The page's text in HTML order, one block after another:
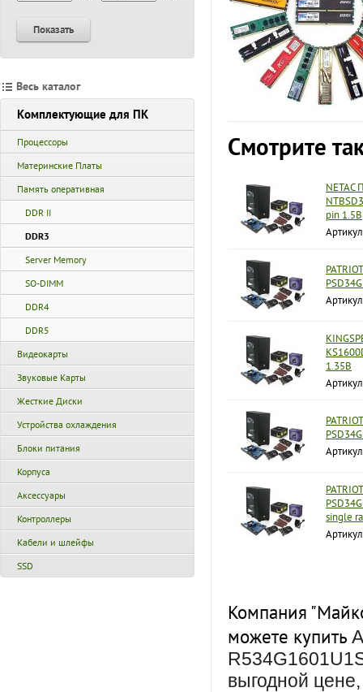
Показать
Весь каталог
Комплектующие для ПК
Процессоры
Материнские Платы
Память оперативная
DDR II
DDR3
Server Memory
SO-DIMM
DDR4
DDR5
Видеокарты
Звуковые Карты
Жесткие Диски
Устройства охлаждения
Блоки питания
Корпуса
Аксессуары
Контроллеры
Кабели и шлейфы
SSD
Смотрите
NETAC
pin 1.5В
1.35В
single
Компания
можете купить
выгодной